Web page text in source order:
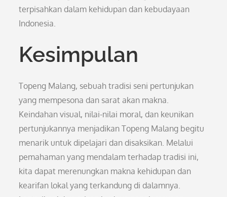
terpisahkan dalam kehidupan dan kebudayaan
Indonesia.
Kesimpulan
Topeng Malang, sebuah tradisi seni pertunjukan
yang mempesona dan sarat akan makna.
Keindahan visual, nilai-nilai moral, dan keunikan
pertunjukannya menjadikan Topeng Malang begitu
menarik untuk dipelajari dan disaksikan. Melalui
pemahaman yang mendalam terhadap tradisi ini,
kita dapat merenungkan makna kehidupan dan
kearifan lokal yang terkandung di dalamnya.